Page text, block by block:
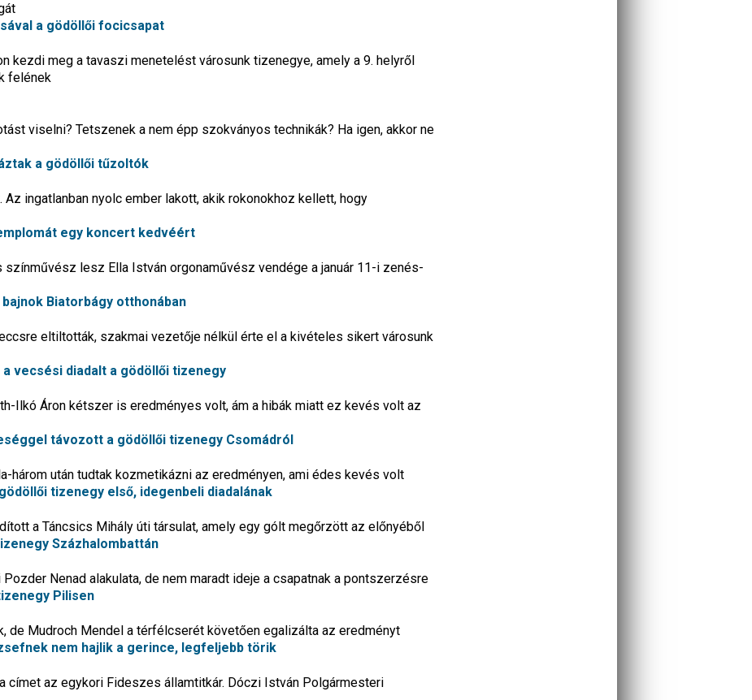
a gödöllői focicsapat
kezdi meg a tavaszi menetelést városunk tizenegye, amely a 9. helyről
felének
viselni? Tetszenek a nem épp szokványos technikák? Ha igen, akkor ne
a gödöllői tűzoltók
ingatlanban nyolc ember lakott, akik rokonokhoz kellett, hogy
egy koncert kedvéért
lesz Ella István orgonaművész vendége a január 11-i zenés-
Biatorbágy otthonában
eltiltották, szakmai vezetője nélkül érte el a kivételes sikert városunk
vecsési diadalt a gödöllői tizenegy
Ilkó Áron kétszer is eredményes volt, ám a hibák miatt ez kevés volt az
távozott a gödöllői tizenegy Csomádról
három után tudtak kozmetikázni az eredményen, ami édes kevés volt
tizenegy első, idegenbeli diadalának
a Táncsics Mihály úti társulat, amely egy gólt megőrzött az előnyéből
Százhalombattán
Nenad alakulata, de nem maradt ideje a csapatnak a pontszerzésre
Pilisen
de Mudroch Mendel a térfélcserét követően egalizálta az eredményt
nem hajlik a gerince, legfeljebb törik
címet az egykori Fideszes államtitkár. Dóczi István Polgármesteri